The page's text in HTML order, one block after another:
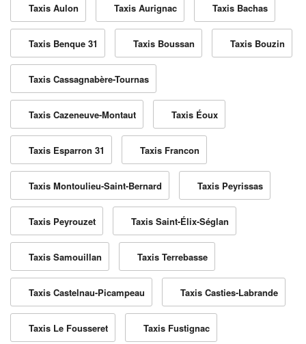
Taxis Aulon Taxis Aurignac Taxis Bachas
Taxis Benque 31 Taxis Boussan Taxis Bouzin
Taxis Cassagnabère-Tournas
Taxis Cazeneuve-Montaut Taxis Éoux
Taxis Esparron 31 Taxis Francon
Taxis Montoulieu-Saint-Bernard Taxis Peyrissas
Taxis Peyrouzet Taxis Saint-Élix-Séglan
Taxis Samouillan Taxis Terrebasse
Taxis Castelnau-Picampeau Taxis Casties-Labrande
Taxis Le Fousseret Taxis Fustignac